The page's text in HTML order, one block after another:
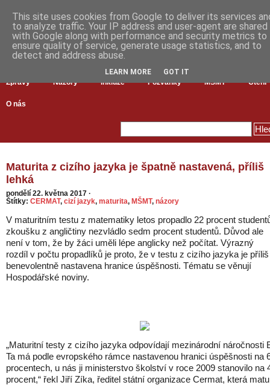
Zprávy Názory Inkluze Pozvánky MŠMT Čtení
O nás
Maturita z cizího jazyka je špatně nastavená, příliš
lehká
pondělí 22. května 2017 ·
Štítky: CERMAT, cizí jazyk, maturita, MŠMT, názory
V maturitním testu z matematiky letos propadlo 22 procent
zkoušku z angličtiny nezvládlo sedm procent studentů. Důvod ale
není v tom, že by žáci uměli lépe anglicky než počítat. Výrazný
rozdíl v počtu propadlíků je proto, že v testu z cizího jazyka je příliš
benevolentně nastavena hranice úspěšnosti. Tématu se věnují
Hospodářské noviny.
„Maturitní testy z cizího jazyka odpovídají mezinárodní náročnosti
Ta má podle evropského rámce nastavenou hranici úspěšnosti na
procentech, u nás ji ministerstvo školství v roce 2009 stanovilo na
procent,“ řekl Jiří Zíka, ředitel státní organizace Cermat, která
This site uses cookies from Google to deliver its services
to analyze traffic. Your IP address and user-agent are shared
with Google along with performance and security metrics to
ensure quality of service, generate usage statistics, and to
detect and address abuse.
LEARN MORE GOT IT